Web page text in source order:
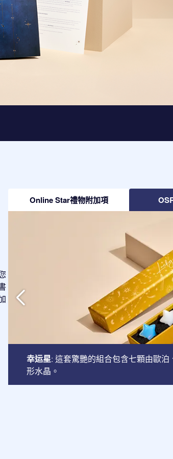
Online Star禮物附加項
幸运星: 這套驚艷的組合包含七顆由歐
形水晶。